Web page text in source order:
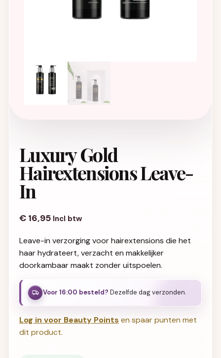
Luxury Gold
Hairextensions Leave-
In
€ 16,95 Incl btw
Leave-in verzorging voor hairextensions die het
haar hydrateert, verzacht en makkelijker
doorkambaar maakt zonder uitspoelen.
Voor 16:00 besteld? Dezelfde dag verzonden.
Log in voor Beauty Points en spaar punten met
dit product.